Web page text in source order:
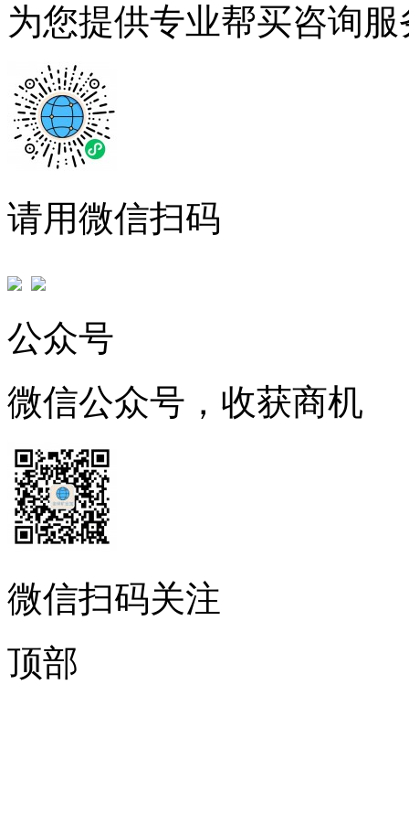
为您提供专业帮买咨询服
请用微信扫码
公众号
微信公众号，收获商机
微信扫码关注
顶部